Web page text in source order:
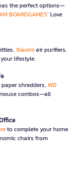
the perfect options—
BOARDGAMES’ Love
Xiaomiair purifiers,
lifestyle.
paper shredders, WD
combos—all
to complete your home
chairs from